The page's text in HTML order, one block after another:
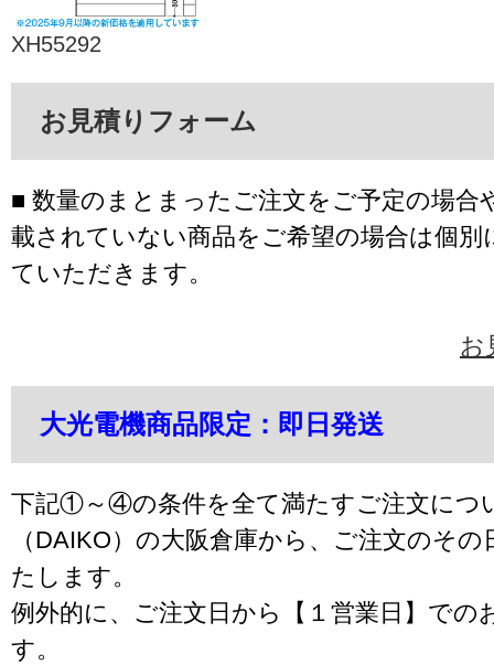
XH55292
お見積りフォーム
■ 数量のまとまったご注文をご予定の場合
載されていない商品をご希望の場合は個別
ていただきます。
お
大光電機商品限定：即日発送
下記①～④の条件を全て満たすご注文につ
（DAIKO）の大阪倉庫から、ご注文のそ
たします。
例外的に、ご注文日から【１営業日】での
す。